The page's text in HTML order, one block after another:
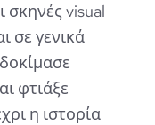
σκηνές visual
σε γενικά
φτιάξε
η ιστορία